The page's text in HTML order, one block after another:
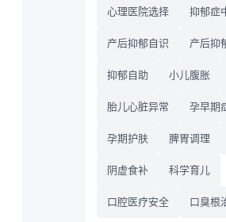
心理医院选择 抑郁症
产后抑郁自识 产后抑
抑郁自助 小儿腹胀
胎儿心脏异常 孕早期
孕期护肤 脾胃调理
阴虚食补 科学育儿
口腔医疗安全 口臭根